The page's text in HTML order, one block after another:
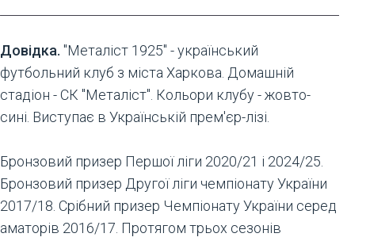
Довідка. "Металіст 1925" - український
футбольний клуб з міста Харкова. Домашній
стадіон - СК "Металіст". Кольори клубу - жовто-
сині. Виступає в Українській прем'єр-лізі.
Бронзовий призер Першої ліги 2020/21 і 2024/25.
Бронзовий призер Другої ліги чемпіонату України
2017/18. Срібний призер Чемпіонату України серед
аматорів 2016/17. Протягом трьох сезонів